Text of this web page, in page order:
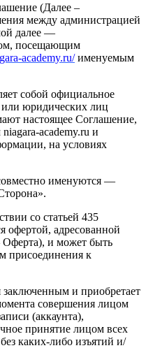
(Далее –
между администрацией
далее —
посещающим
academy.ru/именуемым
собой официальное
или юридических лиц
настоящее Соглашение,
academy.ru и
на условиях
именуются —
со статьей 435
офертой, адресованной
и может быть
присоединения к
и приобретает
совершения лицом
(аккаунта),
принятие лицом всех
каких-либо изъятий и/